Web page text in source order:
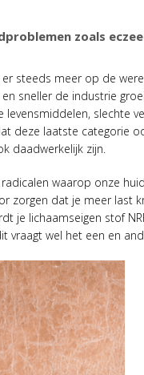
zoals
steeds meer op de
sneller de industrie
slechte
deze laatste categorie
daadwerkelijk zijn.
waarop onze
zorgen dat je meer last
je lichaamseigen stof
vraagt wel het een en